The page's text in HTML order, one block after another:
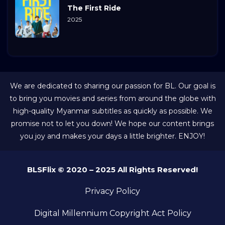
The First Ride
2025
We are dedicated to sharing our passion for BL. Our goal is
to bring you movies and series from around the globe with
high-quality Myanmar subtitles as quickly as possible. We
promise not to let you down! We hope our content brings
you joy and makes your days a little brighter. ENJOY!
BLSFlix © 2020 – 2025 All Rights Reserved!
Privacy Policy
Digital Millennium Copyright Act Policy